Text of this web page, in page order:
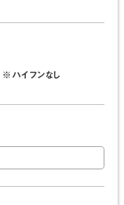
※ハイフンなし